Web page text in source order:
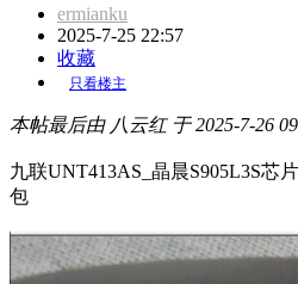
ermianku
2025-7-25 22:57
收藏
只看楼主
本帖最后由 八云红 于 2025-7-26
九联UNT413AS_晶晨S905L3S芯
包